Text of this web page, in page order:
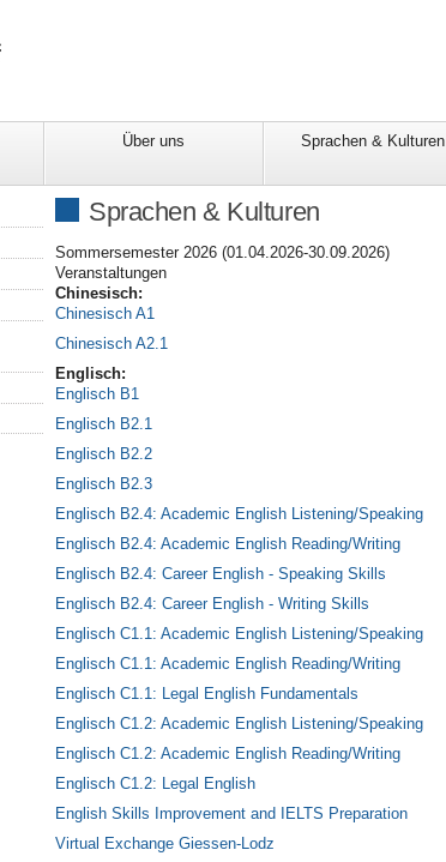
Über uns Sprachen & Kulturen
Sprachen & Kulturen
Sommersemester 2026 (01.04.2026-30.09.2026)
Veranstaltungen
Chinesisch:
Chinesisch A1
Chinesisch A2.1
Englisch:
Englisch B1
Englisch B2.1
Englisch B2.2
Englisch B2.3
Englisch B2.4: Academic English Listening/Speaking
Englisch B2.4: Academic English Reading/Writing
Englisch B2.4: Career English - Speaking Skills
Englisch B2.4: Career English - Writing Skills
Englisch C1.1: Academic English Listening/Speaking
Englisch C1.1: Academic English Reading/Writing
Englisch C1.1: Legal English Fundamentals
Englisch C1.2: Academic English Listening/Speaking
Englisch C1.2: Academic English Reading/Writing
Englisch C1.2: Legal English
English Skills Improvement and IELTS Preparation
Virtual Exchange Giessen-Lodz